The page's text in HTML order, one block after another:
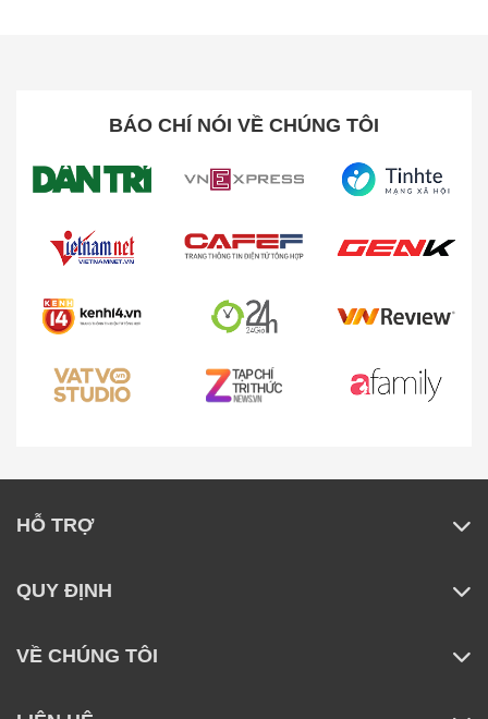
dễ dàng biến đổi thành:
quả với lực hút mạnh mẽ và hệ thống lau sàn
Máy hút bụi đệm giường:Chăm sóc giường
Máy hút bụi cầm tay:Nhẹ nhàng, linh hoạt,
phù hợp để làm sạch nội thất ô tô, bàn ghế, tủ
kệ và các khu vực khó tiếp cận.
BÁO CHÍ NÓI VỀ CHÚNG TÔI
HỖ TRỢ
QUY ĐỊNH
VỀ CHÚNG TÔI